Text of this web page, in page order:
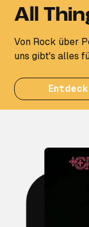
All
Von Rock über
uns gibt's alles